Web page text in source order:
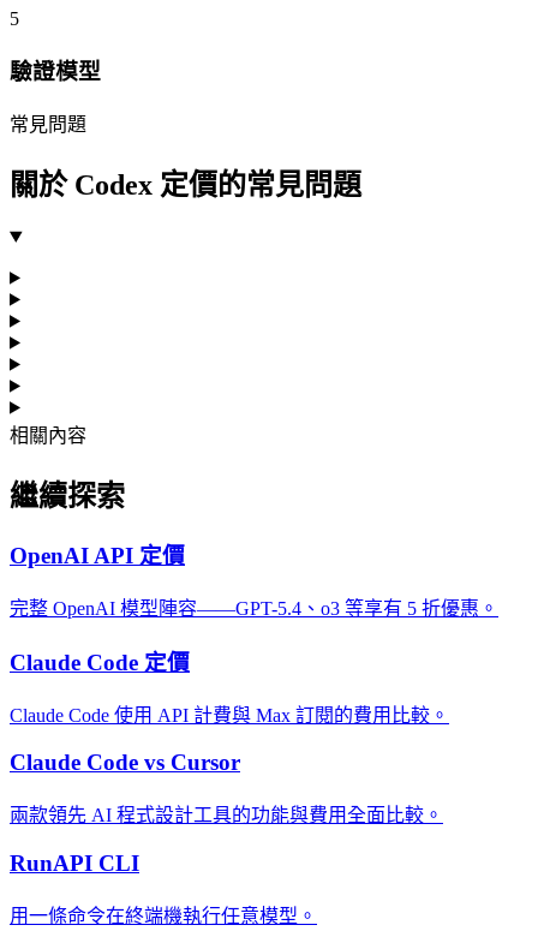
5
驗證模型
常見問題
關於 Codex 定價的常見問題
相關內容
繼續探索
OpenAI API 定價
完整 OpenAI 模型陣容——GPT-5.4、o3 等享有 5 折優惠。
Claude Code 定價
Claude Code 使用 API 計費與 Max 訂閱的費用比較。
Claude Code vs Cursor
兩款領先 AI 程式設計工具的功能與費用全面比較。
RunAPI CLI
用一條命令在終端機執行任意模型。